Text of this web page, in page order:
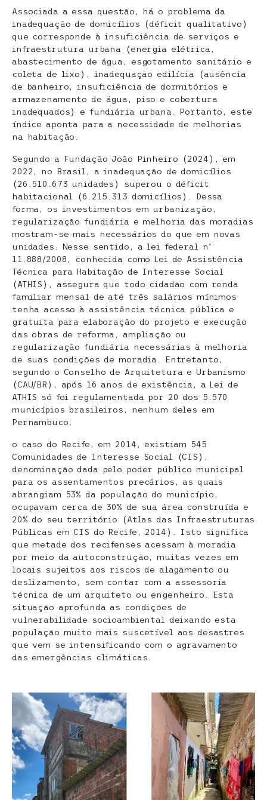
Associada a essa questão, há o problema da
inadequação de domicílios (déficit qualitativo)
que corresponde à insuficiência de serviços e
infraestrutura urbana (energia elétrica,
abastecimento de água, esgotamento sanitário e
coleta de lixo), inadequação edilícia (ausência
de banheiro, insuficiência de dormitórios e
armazenamento de água, piso e cobertura
inadequados) e fundiária urbana. Portanto, este
índice aponta para a necessidade de melhorias
na habitação.
Segundo a Fundação João Pinheiro (2024), em
2022, no Brasil, a inadequação de domicílios
(26.510.673 unidades) superou o déficit
habitacional (6.215.313 domicílios). Dessa
forma, os investimentos em urbanização,
regularização fundiária e melhoria das moradias
mostram-se mais necessários do que em novas
unidades. Nesse sentido, a lei federal nº
11.888/2008, conhecida como Lei de Assistência
Técnica para Habitação de Interesse Social
(ATHIS), assegura que todo cidadão com renda
familiar mensal de até três salários mínimos
tenha acesso à assistência técnica pública e
gratuita para elaboração do projeto e execução
das obras de reforma, ampliação ou
regularização fundiária necessárias à melhoria
de suas condições de moradia. Entretanto,
segundo o Conselho de Arquitetura e Urbanismo
(CAU/BR), após 16 anos de existência, a Lei de
ATHIS só foi regulamentada por 20 dos 5.570
municípios brasileiros, nenhum deles em
Pernambuco.
o caso do Recife, em 2014, existiam 545
Comunidades de Interesse Social (CIS),
denominação dada pelo poder público municipal
para os assentamentos precários, as quais
abrangiam 53% da população do município,
ocupavam cerca de 30% de sua área construída e
20% do seu território (Atlas das Infraestruturas
Públicas em CIS do Recife, 2014). Isto significa
que metade dos recifenses acessam à moradia
por meio da autoconstrução, muitas vezes em
locais sujeitos aos riscos de alagamento ou
deslizamento, sem contar com a assessoria
técnica de um arquiteto ou engenheiro. Esta
situação aprofunda as condições de
vulnerabilidade socioambiental deixando esta
população muito mais suscetível aos desastres
que vem se intensificando com o agravamento
das emergências climáticas.